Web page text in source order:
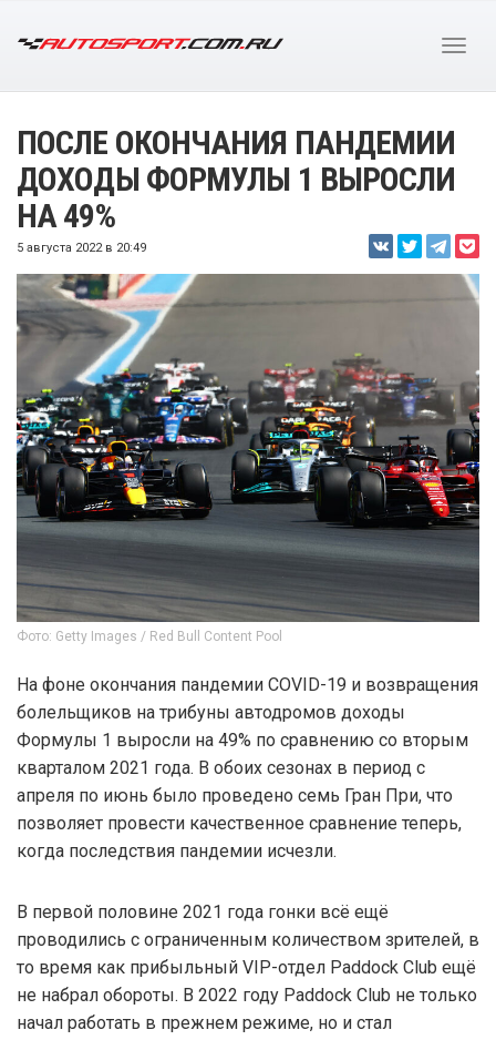
ПОСЛЕ ОКОНЧАНИЯ ПАНДЕМИИ
ДОХОДЫ ФОРМУЛЫ 1 ВЫРОСЛИ
НА 49%
5 августа 2022 в 20:49
Фото: Getty Images / Red Bull Content Pool
На фоне окончания пандемии COVID-19 и возвращения
болельщиков на трибуны автодромов доходы
Формулы 1 выросли на 49% по сравнению со вторым
кварталом 2021 года. В обоих сезонах в период с
апреля по июнь было проведено семь Гран При, что
позволяет провести качественное сравнение теперь,
когда последствия пандемии исчезли.
В первой половине 2021 года гонки всё ещё
проводились с ограниченным количеством зрителей, в
то время как прибыльный VIP-отдел Paddock Club ещё
не набрал обороты. В 2022 году Paddock Club не только
начал работать в прежнем режиме, но и стал